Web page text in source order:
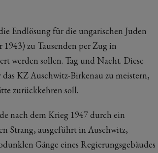
Endlösung für die ungarischen Juden
zu Tausenden per Zug in
werden sollen. Tag und Nacht. Diese
KZ Auschwitz-Birkenau zu meistern,
zurückkehren soll.
nach dem Krieg 1947 durch ein
Strang, ausgeführt in Auschwitz,
Gänge eines Regierungsgebäudes